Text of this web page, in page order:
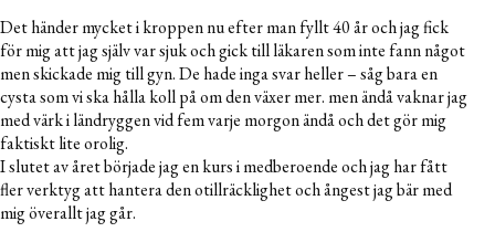
Det händer mycket i kroppen nu efter man fyllt 40 år och jag fick
för mig att jag själv var sjuk och gick till läkaren som inte fann något
men skickade mig till gyn. De hade inga svar heller – såg bara en
cysta som vi ska hålla koll på om den växer mer. men ändå vaknar jag
med värk i ländryggen vid fem varje morgon ändå och det gör mig
faktiskt lite orolig.
I slutet av året började jag en kurs i medberoende och jag har fått
fler verktyg att hantera den otillräcklighet och ångest jag bär med
mig överallt jag går.